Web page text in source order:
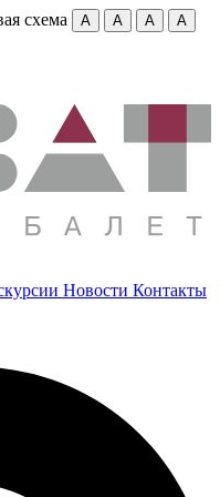
схема A A A
A
Новости Контакты